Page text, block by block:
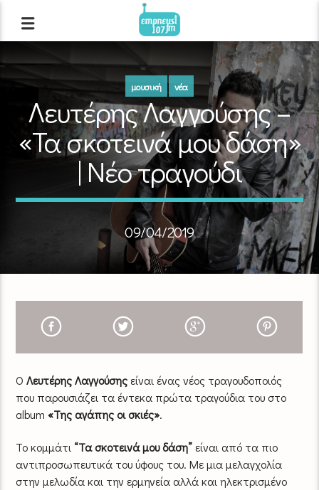
μουσική νέα
Λευτέρης Λαγγούσης –
«Τα σκοτεινά μου δάση»
| Νέο τραγούδι
09/04/2019
ΟΛευτέρης Λαγγούσηςείναι ένας νέος τραγουδοποιός
που παρουσιάζει τα έντεκα πρώτα τραγούδια του στο
album«Της αγάπης οι σκιές».
Το κομμάτι “Τα σκοτεινά μου δάση”είναι από τα πιο
αντιπροσωπευτικά του ύφους του. Με μια μελαγχολία
στην μελωδία και την ερμηνεία αλλά και ηλεκτρισμένο